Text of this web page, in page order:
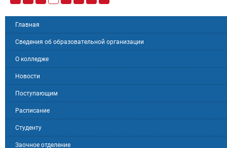
Главная
Сведения об образовательной организации
О колледже
Новости
Поступающим
Расписание
Студенту
Заочное отделение